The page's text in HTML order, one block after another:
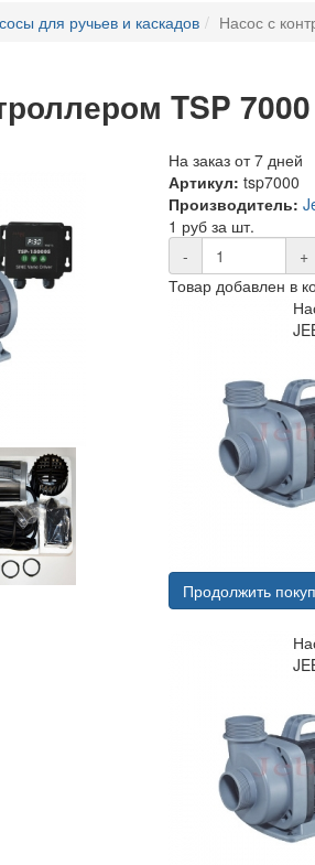
для ручьев и каскадов Насос с
TSP
На заказ от 7 дней
Артикул: tsp7000
Производитель:
1 руб за шт.
-
+
Товар добавлен в
Продолжить